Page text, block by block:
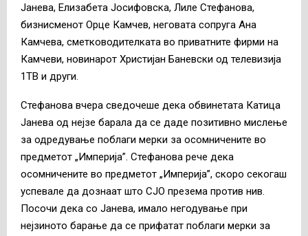
Јанева, Елизабета Јосифовска, Лиле Стефанова,
бизнисменот Орце Камчев, неговата сопруга Ана
Камчева, сметководителката во приватните фирми на
Камчеви, новинарот Христијан Баневски од телевизија
1ТВ и други.
Стефанова вчера сведочеше дека обвинетата Катица
Јанева од нејзе барала да се даде позитивно мислење
за одредување поблаги мерки за осомничените во
предметот „Империја”. Стефанова рече дека
осомничените во предметот „Империја”, скоро секогаш
успевале да дознаат што СЈО презема против нив.
Посочи дека со Јанева, имало негодување при
нејзиното барање да се прифатат поблаги мерки за